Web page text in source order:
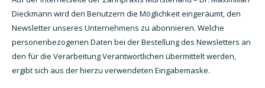
Dieckmann wird den Benutzern die Möglichkeit eingeräumt, den
Newsletter unseres Unternehmens zu abonnieren. Welche
personenbezogenen Daten bei der Bestellung des Newsletters an
den für die Verarbeitung Verantwortlichen übermittelt werden,
ergibt sich aus der hierzu verwendeten Eingabemaske.